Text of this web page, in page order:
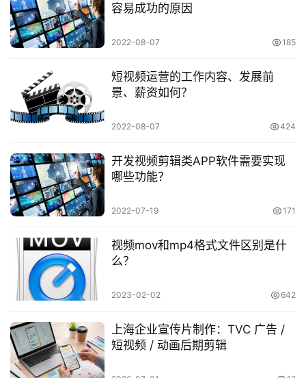
容易成功的原因
2022-08-07 185
短视频运营的工作内容、发展前
景、薪资如何？
2022-08-07 424
开发视频剪辑类APP软件需要实现
哪些功能？
2022-07-19 171
视频mov和mp4格式文件区别是什
么？
2023-02-02 642
上海企业宣传片制作：TVC 广告 /
短视频 / 动画后期剪辑